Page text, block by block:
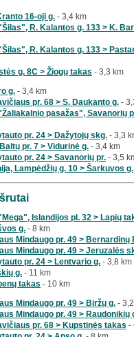
16-oji g. - 3,4 km
R. Kalantos g. 133 > K.
R. Kalantos g. 133 >
g. 8C > Žiogų takas - 3,3 km
g. - 3,4 km
pr. 68 > S. Daukanto g. -
pasažas", Savanorių
pr. 24 > Dažytojų skg. - 3,3
pr. 7 > Vidurinė g. - 3,4 km
pr. 24 > Savanorių pr. - 3,5
Lampėdžių g. 10 > Šarkuvos g.
Islandijos pl. 32 > Lapių
g. - 8 km
Mindaugo pr. 49 > Bernardinų
Mindaugo pr. 49 > Jeruzalės
pr. 24 > Lentvario g. - 3,8 km
g. - 11 km
takas - 10 km
Mindaugo pr. 49 > Biržų g. -
Mindaugo pr. 49 > Raudonikių
pr. 68 > Kupstinės takas -